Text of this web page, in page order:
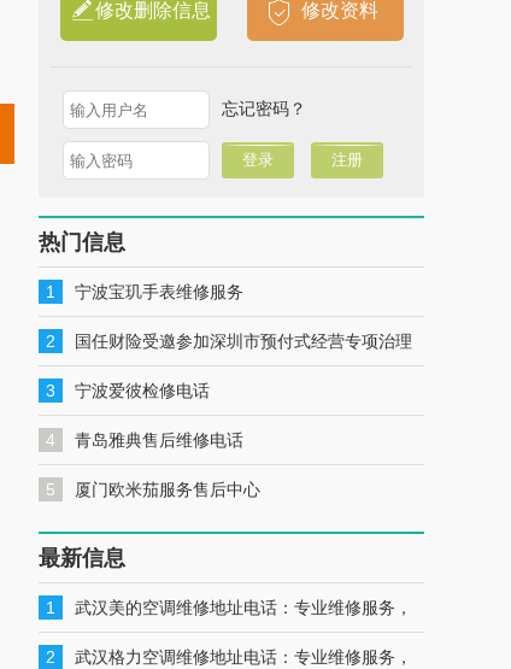
修改删除信息 修改资料
忘记密码？
热门信息
1 宁波宝玑手表维修服务
2 国任财险受邀参加深圳市预付式经营专项治理
工作推进会暨预付式经营领域保险签约仪式
3 宁波爱彼检修电话
4 青岛雅典售后维修电话
5 厦门欧米茄服务售后中心
最新信息
1 武汉美的空调维修地址电话：专业维修服务，
一键联系解决您的美的空调问题
2 武汉格力空调维修地址电话：专业维修服务，